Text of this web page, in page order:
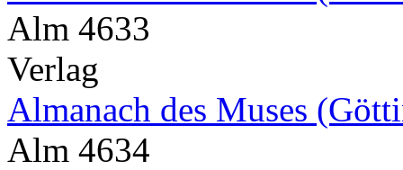
Alm 4633
Verlag
Almanach des Muses
Alm 4634